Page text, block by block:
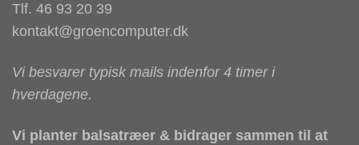
Tlf. 46 93 20 39
kontakt@groencomputer.dk
Vi besvarer typisk mails indenfor 4 timer i
hverdagene.
Vi planter balsatræer & bidrager sammen til at